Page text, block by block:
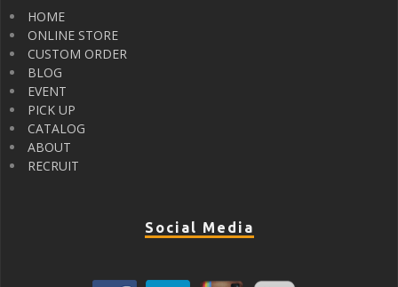
HOME
ONLINE STORE
CUSTOM ORDER
BLOG
EVENT
PICK UP
CATALOG
ABOUT
RECRUIT
Social Media